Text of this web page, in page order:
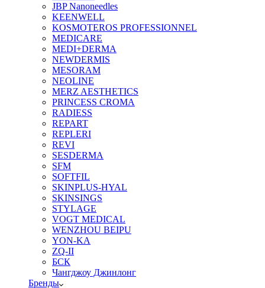
JBP Nanoneedles
KEENWELL
KOSMOTEROS PROFESSIONNEL
MEDICARE
MEDI+DERMA
NEWDERMIS
MESORAM
NEOLINE
MERZ AESTHETICS
PRINCESS CROMA
RADIESS
REPART
REPLERI
REVI
SESDERMA
SFM
SOFTFIL
SKINPLUS-HYAL
SKINSINGS
STYLAGE
VOGT MEDICAL
WENZHOU BEIPU
YON-KA
ZQ-II
БСК
Чангджоу Джинлонг
Бренды